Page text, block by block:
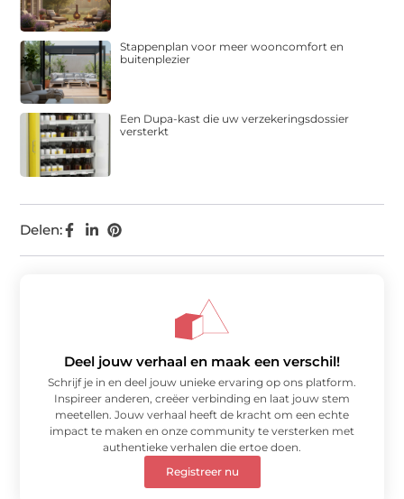
Delen:
Stappenplan voor meer wooncomfort en
buitenplezier
Een Dupa-kast die uw verzekeringsdossier
versterkt
Deel jouw verhaal en maak een verschil!
Schrijf je in en deel jouw unieke ervaring op ons platform.
Inspireer anderen, creëer verbinding en laat jouw stem
meetellen. Jouw verhaal heeft de kracht om een echte
impact te maken en onze community te versterken met
authentieke verhalen die ertoe doen.
Registreer nu